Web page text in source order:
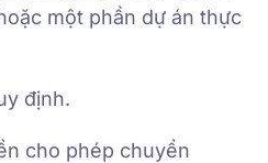
một phần dự án thực
định.
cho phép chuyển